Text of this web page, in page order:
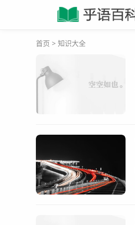
首页 > 知识大全